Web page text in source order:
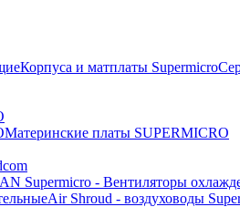
Корпуса и матплаты Supermicro
Материнские платы SUPERMICRO
Supermicro - Вентиляторы
Air Shroud - воздуховоды